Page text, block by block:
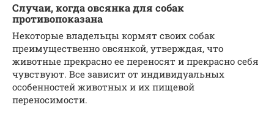
Случаи, когда овсянка для собак
противопоказана
Некоторые владельцы кормят своих собак
преимущественно овсянкой, утверждая, что
животные прекрасно ее переносят и прекрасно себя
чувствуют. Все зависит от индивидуальных
особенностей животных и их пищевой
переносимости.